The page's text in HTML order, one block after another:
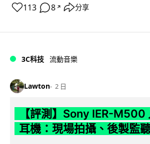
113 8 ↗ 分享
3C科技 流動音樂
Lawton 2 日
【評測】Sony IER-M500
耳機：現場拍攝、後製監